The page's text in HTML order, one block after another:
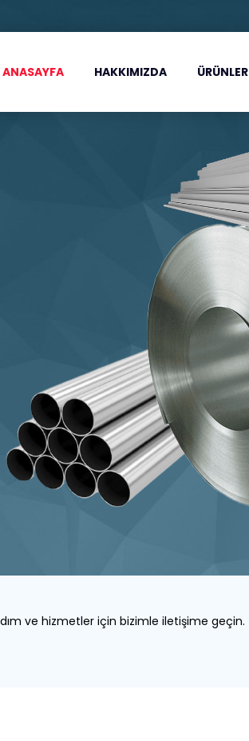
ANASAYFA HAKKIMIZDA ÜRÜNLER
ve hizmetler için bizimle iletişime geçin.